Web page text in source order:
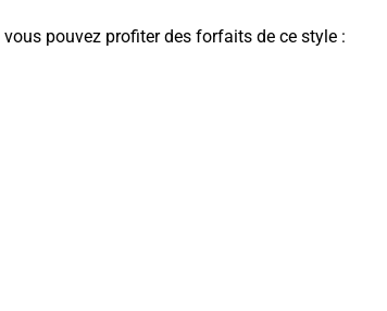
pouvez profiter des forfaits de ce style :